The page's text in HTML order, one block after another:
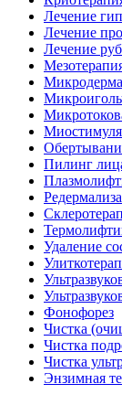
Лечение
Лечение
Лечение
Пилинг
Удаление
Фонофорез
Чистка
Чистка
Чистка
Энзимная